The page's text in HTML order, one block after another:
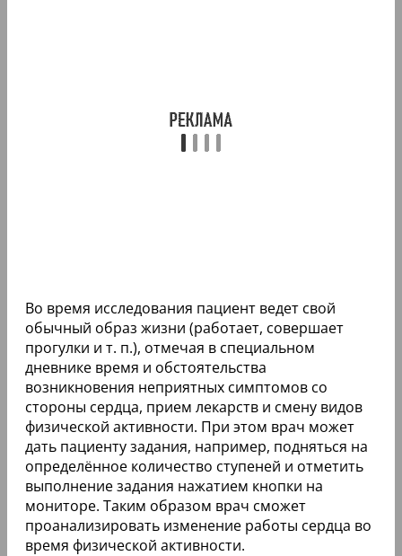
Во время исследования пациент ведет свой
обычный образ жизни (работает, совершает
прогулки и т. п.), отмечая в специальном
дневнике время и обстоятельства
возникновения неприятных симптомов со
стороны сердца, прием лекарств и смену видов
физической активности. При этом врач может
дать пациенту задания, например, подняться на
определённое количество ступеней и отметить
выполнение задания нажатием кнопки на
мониторе. Таким образом врач сможет
проанализировать изменение работы сердца во
время физической активности.